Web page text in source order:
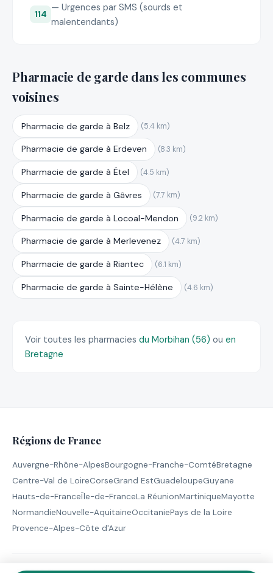
114
— Urgences par SMS (sourds et
malentendants)
Pharmacie de garde dans les communes
voisines
Pharmacie de garde à Belz (5.4 km)
Pharmacie de garde à Erdeven (8.3 km)
Pharmacie de garde à Étel (4.5 km)
Pharmacie de garde à Gâvres (7.7 km)
Pharmacie de garde à Locoal-Mendon (9.2 km)
Pharmacie de garde à Merlevenez (4.7 km)
Pharmacie de garde à Riantec (6.1 km)
Pharmacie de garde à Sainte-Hélène (4.6 km)
Voir toutes les pharmacies du Morbihan (56) ou en
Bretagne
Régions de France
Auvergne-Rhône-AlpesBourgogne-Franche-ComtéBretagne
Centre-Val de LoireCorseGrand EstGuadeloupeGuyane
Hauts-de-FranceÎle-de-FranceLa RéunionMartiniqueMayotte
NormandieNouvelle-AquitaineOccitaniePays de la Loire
Provence-Alpes-Côte d'Azur